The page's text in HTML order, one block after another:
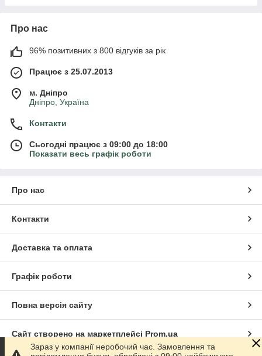
Про нас
96% позитивних з 800 відгуків за рік
Працює з 25.07.2013
м. Дніпро
Дніпро, Україна
Контакти
Сьогодні працює з 09:00 до 18:00
Показати весь графік роботи
Про нас
Контакти
Доставка та оплата
Графік роботи
Повна версія сайту
Сайт створено на маркетплейсі Prom.ua
Зараз у компанії неробочий час. Замовлення та